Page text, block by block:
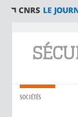
SOCIÉTÉS